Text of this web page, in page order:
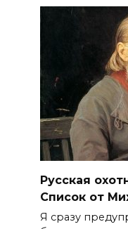
Русская
Список от
Я сразу